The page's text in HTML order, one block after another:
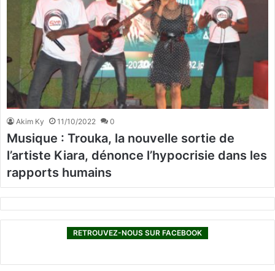
Akim Ky 11/10/2022 0
Musique : Trouka, la nouvelle sortie de
l’artiste Kiara, dénonce l’hypocrisie dans les
rapports humains
RETROUVEZ-NOUS SUR FACEBOOK